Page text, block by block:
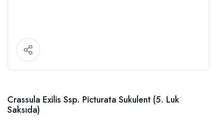
Crassula Exilis Ssp. Picturata Sukulent (5. Luk
Saksıda)